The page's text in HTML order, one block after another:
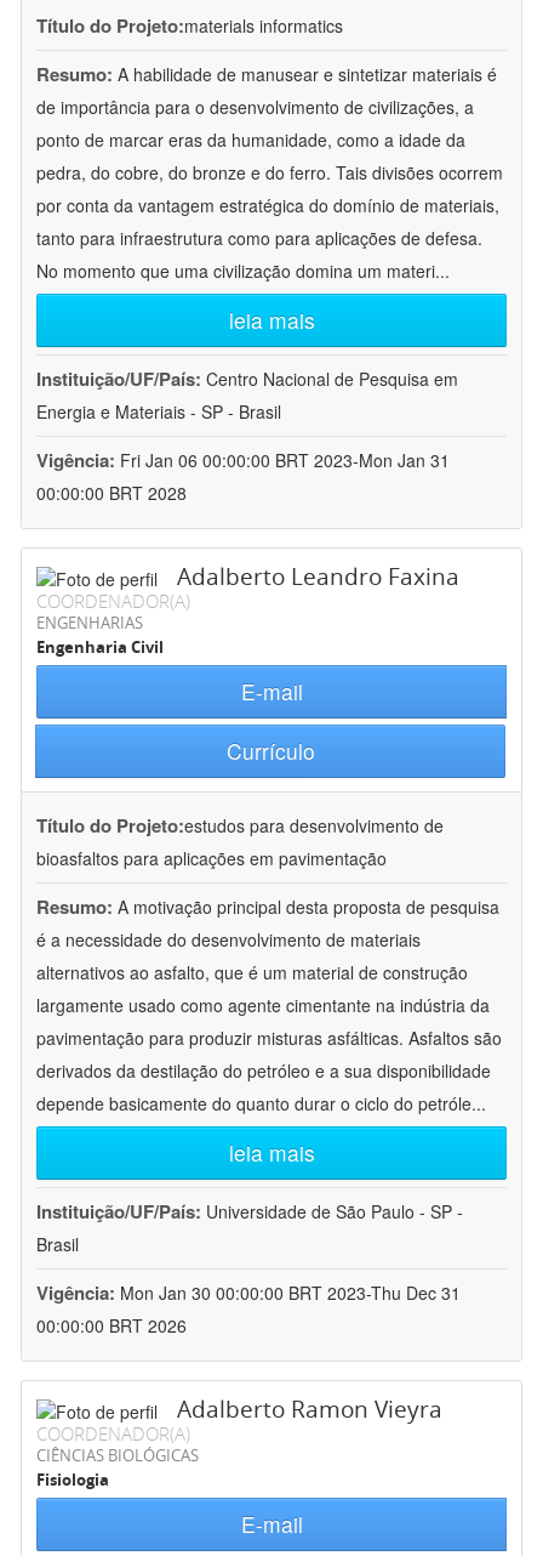
Título do Projeto:materials informatics
Resumo: A habilidade de manusear e sintetizar materiais é
de importância para o desenvolvimento de civilizações, a
ponto de marcar eras da humanidade, como a idade da
pedra, do cobre, do bronze e do ferro. Tais divisões ocorrem
por conta da vantagem estratégica do domínio de materiais,
tanto para infraestrutura como para aplicações de defesa.
No momento que uma civilização domina um materi...
leia mais
Instituição/UF/País: Centro Nacional de Pesquisa em
Energia e Materiais - SP - Brasil
Vigência: Fri Jan 06 00:00:00 BRT 2023-Mon Jan 31
00:00:00 BRT 2028
Adalberto Leandro Faxina
COORDENADOR(A)
ENGENHARIAS
Engenharia Civil
E-mail
Currículo
Título do Projeto:estudos para desenvolvimento de
bioasfaltos para aplicações em pavimentação
Resumo: A motivação principal desta proposta de pesquisa
é a necessidade do desenvolvimento de materiais
alternativos ao asfalto, que é um material de construção
largamente usado como agente cimentante na indústria da
pavimentação para produzir misturas asfálticas. Asfaltos são
derivados da destilação do petróleo e a sua disponibilidade
depende basicamente do quanto durar o ciclo do petróle...
leia mais
Instituição/UF/País: Universidade de São Paulo - SP -
Brasil
Vigência: Mon Jan 30 00:00:00 BRT 2023-Thu Dec 31
00:00:00 BRT 2026
Adalberto Ramon Vieyra
COORDENADOR(A)
CIÊNCIAS BIOLÓGICAS
Fisiologia
E-mail